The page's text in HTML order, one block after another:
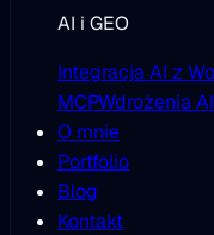
AI i GEO
Integracja AI z
MCPWdrożenia AI
O mnie
Portfolio
Blog
Kontakt